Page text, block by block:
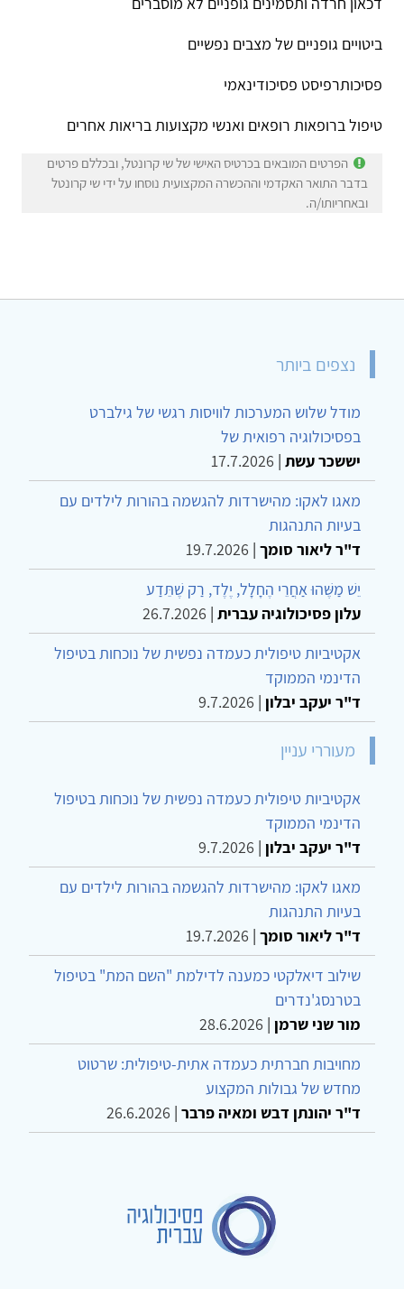
ביטויים גופניים של מצבים נפשיים
פסיכותרפיסט פסיכודינאמי
טיפול ברופאות רופאים ואנשי מקצועות בריאות אחרים
הפרטים המובאים בכרטיס האישי של שי קרונטל, ובכללם פרטים
בדבר התואר האקדמי וההכשרה המקצועית נוסחו על ידי שי קרונטל
ובאחריותו/ה.
נצפים ביותר
מודל שלוש המערכות לוויסות רגשי של גילברט
בפסיכולוגיה רפואית של
יששכר עשת |
17.7.2026
מאגו לאקו: מהישרדות להגשמה בהורות לילדים עם
בעיות התנהגות
ד"ר ליאור סומך |
19.7.2026
יֵשׁ מַשֶּׁהוּ אַחֲרֵי הֶחָלָל, יֶלֶד, רַק שֶׁתֵּדַע
עלון פסיכולוגיה עברית |
26.7.2026
אקטיביות טיפולית כעמדה נפשית של נוכחות בטיפול
הדינמי הממוקד
ד"ר יעקב יבלון |
9.7.2026
מעוררי עניין
אקטיביות טיפולית כעמדה נפשית של נוכחות בטיפול
הדינמי הממוקד
ד"ר יעקב יבלון |
9.7.2026
מאגו לאקו: מהישרדות להגשמה בהורות לילדים עם
בעיות התנהגות
ד"ר ליאור סומך |
19.7.2026
שילוב דיאלקטי כמענה לדילמת "השם המת" בטיפול
בטרנסג'נדרים
מור שני שרמן |
28.6.2026
מחויבות חברתית כעמדה אתית-טיפולית: שרטוט
מחדש של גבולות המקצוע
ד"ר יהונתן דבש ומאיה פרבר |
26.6.2026